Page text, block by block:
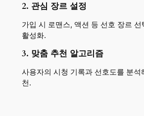
2. 관심 장르 설정
가입 시 로맨스, 액션 등 선호 장르 선
활성화.
3. 맞춤 추천 알고리즘
사용자의 시청 기록과 선호도를 분석
천.